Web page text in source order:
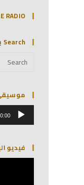
RADIO
Search بحـث
مشغل
الصوت
فيديو
مشغل